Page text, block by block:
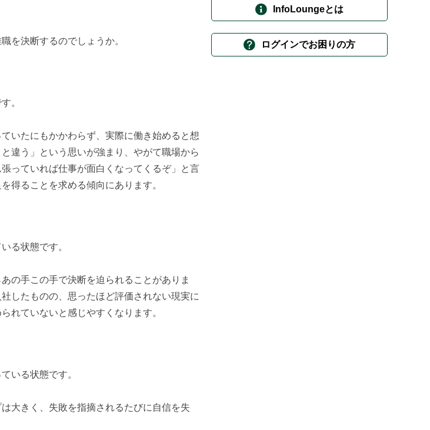
を決断するのでしょうか。
。
いたにもかかわらず、実際に働き始めると想
違う」という思いが強まり、やがて職場から
っていれば仕事が面白くなってくるぞ」と言
得ることを求める傾向にあります。
る状態です。
の手この手で決断を迫られることがありま
したものの、思ったほど評価されない現実に
れていないと感じやすくなります。
いる状態です。
大きく、失敗を指摘されるたびに自信を失
InfoLoungeとは
ログインでお困りの方